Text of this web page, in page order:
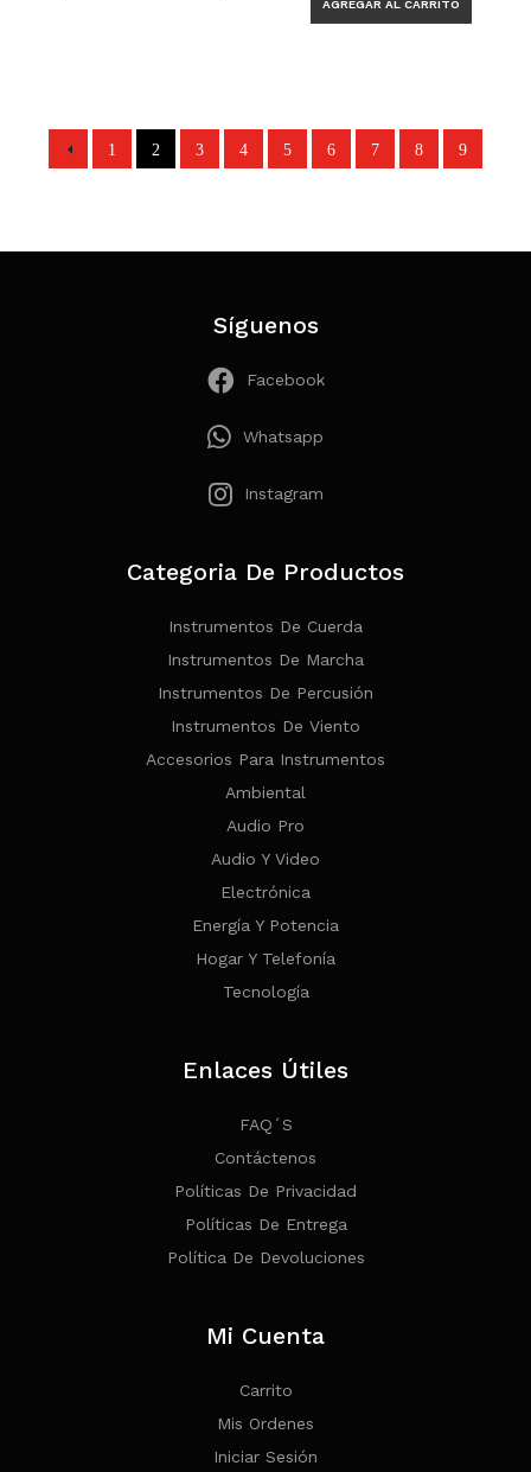
1 2 3 4 5 6 7 8 9
Síguenos
Facebook
Whatsapp
Instagram
Categoria De Productos
Instrumentos De Cuerda
Instrumentos De Marcha
Instrumentos De Percusión
Instrumentos De Viento
Accesorios Para Instrumentos
Ambiental
Audio Pro
Audio Y Video
Electrónica
Energía Y Potencia
Hogar Y Telefonía
Tecnología
Enlaces Útiles
FAQ´s
Contáctenos
Políticas De Privacidad
Políticas De Entrega
Política De Devoluciones
Mi Cuenta
Carrito
Mis Ordenes
Iniciar Sesión